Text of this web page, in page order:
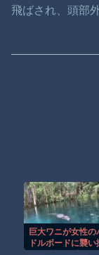
飛ばされ、頭部
巨大ワニが女性の
ドルボードに襲い